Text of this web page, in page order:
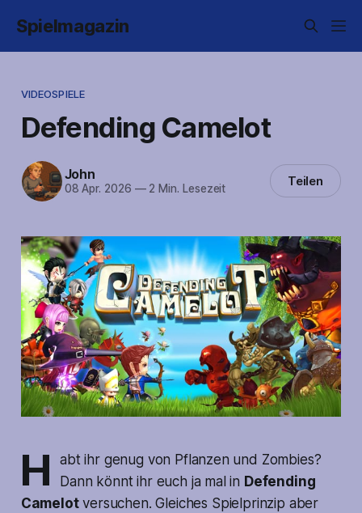
Spielmagazin
VIDEOSPIELE
Defending Camelot
John
08 Apr. 2026 —2 Min. Lesezeit Teilen
H
abt ihr genug von Pflanzen und Zombies?
Dann könnt ihr euch ja mal in Defending
Camelotversuchen. Gleiches Spielprinzip aber